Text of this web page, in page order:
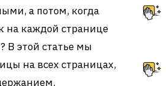
а потом, когда
на каждой странице
В этой статье мы
на всех страницах,